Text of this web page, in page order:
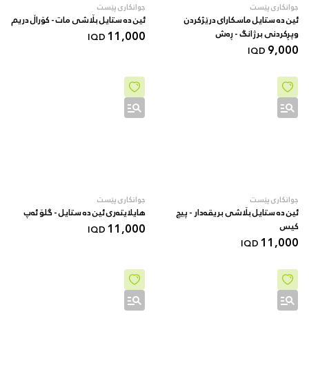
جوانکاری پێست
ئین دە ستایل ماسکارای درێژکردن
وپڕکردنی برژانگ - ڕەش
9,000
IQD
جوانکاری پێست
ئین دە ستایل بڵاشی مات - کۆراڵ دریم
11,000
IQD
جوانکاری پێست
ئین دە ستایل بڵاشی بریقەدار - پیچ
کیس
11,000
IQD
جوانکاری پێست
هایلایتەری ئین دە ستایل - گلۆ ئەپ
11,000
IQD